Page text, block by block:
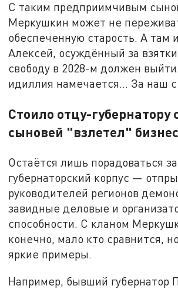
С таким предприимчивым
Меркушкин может не
обеспеченную старость. А
Алексей, осуждённый за
свободу в 2028-м должен
идиллия намечается… За наш
Стоило отцу-губернатору
сыновей "взлетел" бизнес
Остаётся лишь порадоваться за
губернаторский корпус —
руководителей регионов
завидные деловые и
способности. С кланом
конечно, мало кто сравнится,
яркие примеры.
Например, бывший губернатор